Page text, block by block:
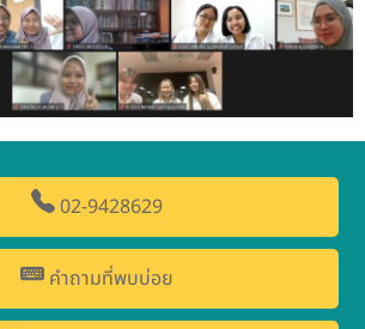
02-9428629
คำถามที่พบบ่อย